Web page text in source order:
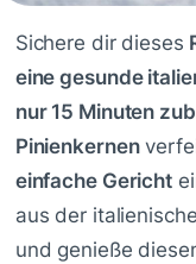
Sichere dir dieses
eine gesunde
nur 15 Minuten
Pinienkernen
einfache Gericht
aus der
und genieße